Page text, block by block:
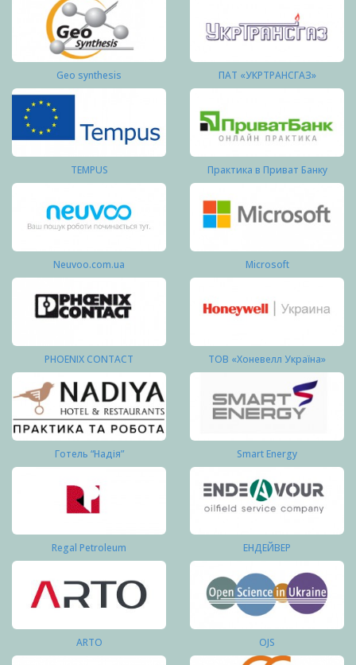
Geo synthesis ПАТ «УКРТРАНСГАЗ»
TEMPUS Практика в Приват Банку
Neuvoo.com.ua Microsoft
PHOENIX CONTACT ТОВ «Хоневелл Україна»
Готель “Надія” Smart Energy
Regal Petroleum ЕНДЕЙВЕР
ARTO OJS